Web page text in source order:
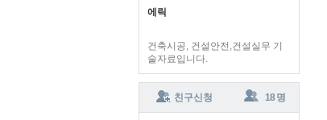
에릭
건축시공, 건설안전,건설실무 기
술자료입니다.
친구신청 18 명